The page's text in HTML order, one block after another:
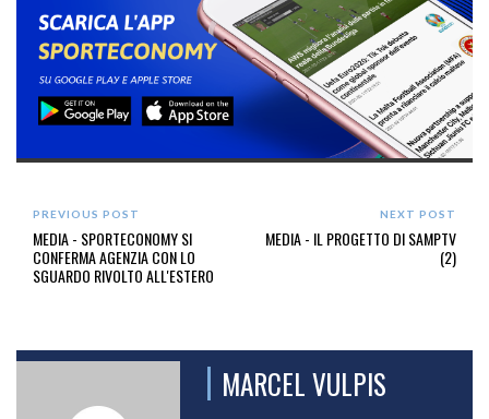
PREVIOUS POST
MEDIA - SPORTECONOMY SI
CONFERMA AGENZIA CON LO
SGUARDO RIVOLTO ALL'ESTERO
NEXT POST
MEDIA - IL PROGETTO DI SAMPTV
(2)
MARCEL VULPIS